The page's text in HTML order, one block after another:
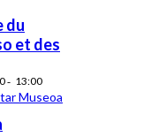
du
et des
- 13:00
Museoa